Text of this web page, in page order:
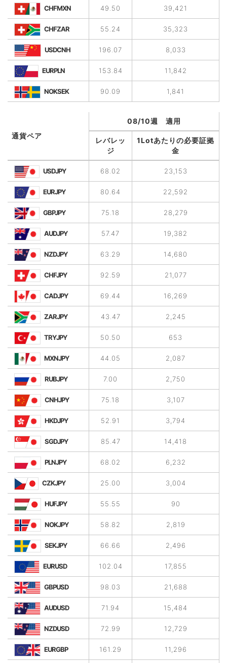
CHFMXN 49.50 39,421
CHFZAR 55.24 35,323
USDCNH 196.07 8,033
EURPLN 153.84 11,842
NOKSEK 90.09 1,841
通貨ペア
08/10週 適用
レバレッ
ジ
1Lotあたりの必要証拠
金
USDJPY 68.02 23,153
EURJPY 80.64 22,592
GBPJPY 75.18 28,279
AUDJPY 57.47 19,382
NZDJPY 63.29 14,680
CHFJPY 92.59 21,077
CADJPY 69.44 16,269
ZARJPY 43.47 2,245
TRYJPY 50.50 653
MXNJPY 44.05 2,087
RUBJPY 7.00 2,750
CNHJPY 75.18 3,107
HKDJPY 52.91 3,794
SGDJPY 85.47 14,418
PLNJPY 68.02 6,232
CZKJPY 25.00 3,004
HUFJPY 55.55 90
NOKJPY 58.82 2,819
SEKJPY 66.66 2,496
EURUSD 102.04 17,855
GBPUSD 98.03 21,688
AUDUSD 71.94 15,484
NZDUSD 72.99 12,729
EURGBP 161.29 11,296